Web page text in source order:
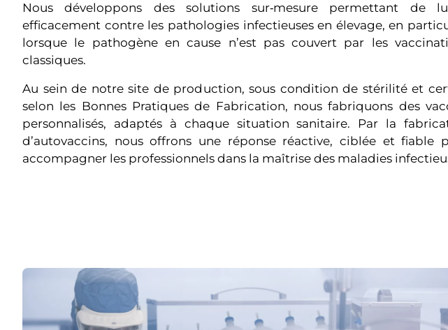
Nous développons des solutions sur‑mesure permettant de
efficacement contre les pathologies infectieuses en élevage, en
lorsque le pathogène en cause n’est pas couvert par les
classiques.
Au sein de notre site de production, sous condition de stérilité et
selon les Bonnes Pratiques de Fabrication, nous fabriquons des
personnalisés, adaptés à chaque situation sanitaire. Par la
d’autovaccins, nous offrons une réponse réactive, ciblée et fiable
accompagner les professionnels dans la maîtrise des maladies